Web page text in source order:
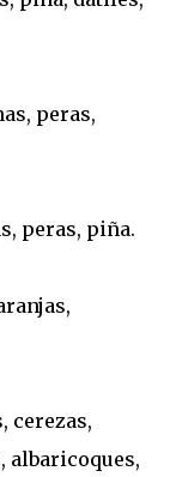
peras,
peras, piña.
cerezas,
albaricoques,